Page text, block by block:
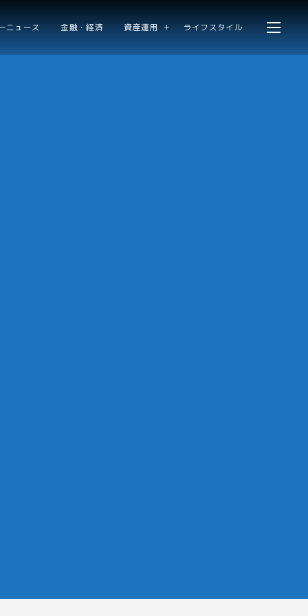
ニュース 金融・経済 資産運用 ライフスタイル